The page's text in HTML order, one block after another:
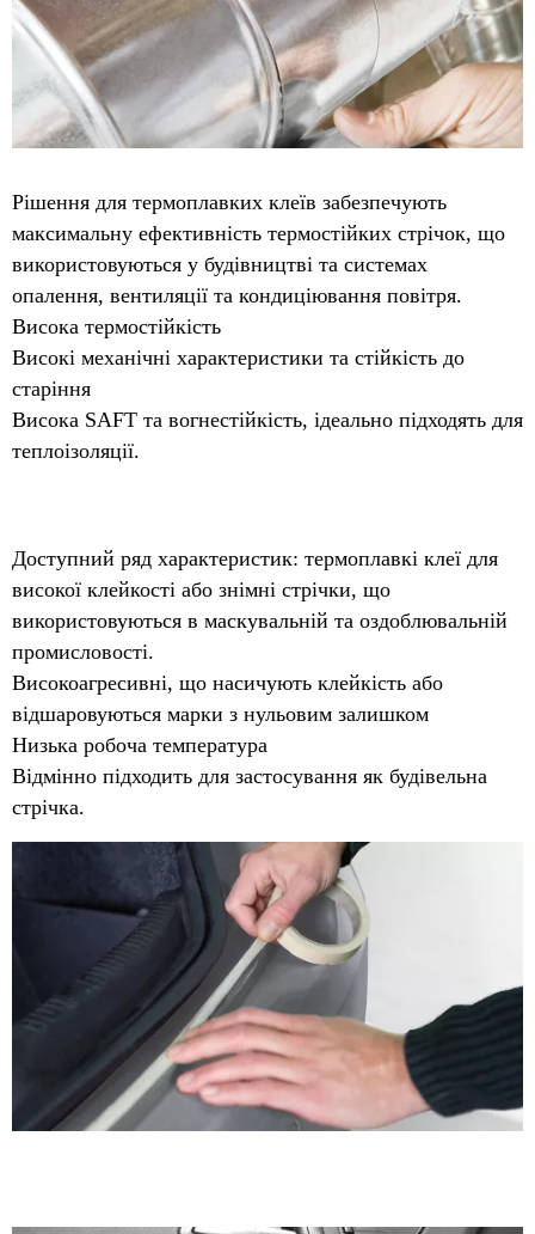
Рішення для термоплавких клеїв забезпечують
максимальну ефективність термостійких стрічок, що
використовуються у будівництві та системах
опалення, вентиляції та кондиціювання повітря.
Висока термостійкість
Високі механічні характеристики та стійкість до
старіння
Висока SAFT та вогнестійкість, ідеально підходять для
теплоізоляції.
Доступний ряд характеристик: термоплавкі клеї для
високої клейкості або знімні стрічки, що
використовуються в маскувальній та оздоблювальній
промисловості.
Високоагресивні, що насичують клейкість або
відшаровуються марки з нульовим залишком
Низька робоча температура
Відмінно підходить для застосування як будівельна
стрічка.